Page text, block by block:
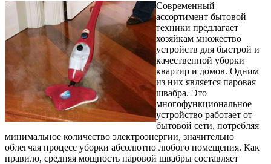
Современный
ассортимент бытовой
техники предлагает
хозяйкам множество
устройств для быстрой и
качественной уборки
квартир и домов. Одним
из них является паровая
швабра. Это
многофункциональное
устройство работает от
бытовой сети, потребляя
минимальное количество электроэнергии, значительно
облегчая процесс уборки абсолютно любого помещения. Как
правило, средняя мощность паровой швабры составляет